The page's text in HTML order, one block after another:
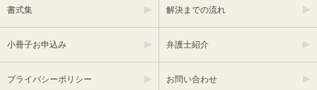
書式集 解決までの流れ
小冊子お申込み 弁護士紹介
プライバシーポリシー お問い合わせ